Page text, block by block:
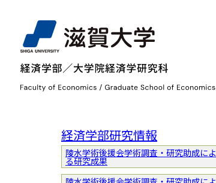
経済学部研究情報
陵水学術後援会学術調査・研究助成によ
る研究成果